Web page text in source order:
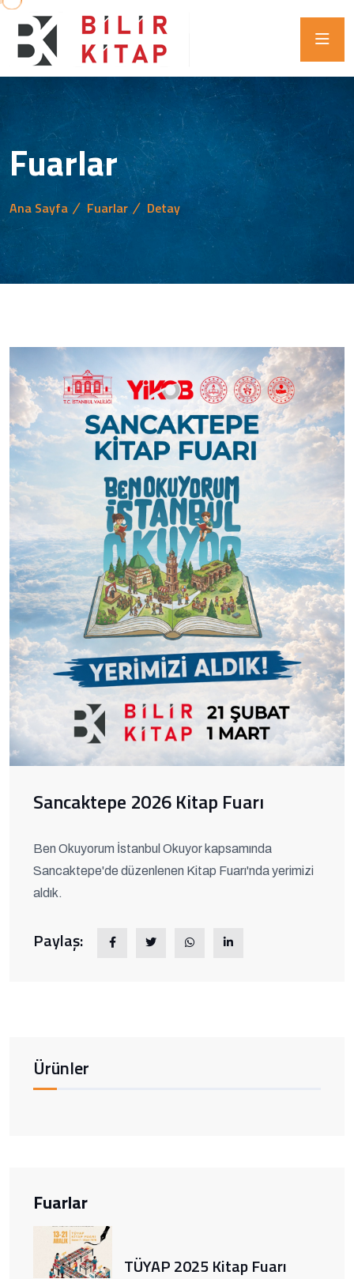
Fuarlar
Ana Sayfa Fuarlar Detay
Sancaktepe 2026 Kitap Fuarı
Ben Okuyorum İstanbul Okuyor kapsamında
Sancaktepe'de düzenlenen Kitap Fuarı'nda yerimizi
aldık.
Paylaş:
Ürünler
Fuarlar
TÜYAP 2025 Kitap Fuarı